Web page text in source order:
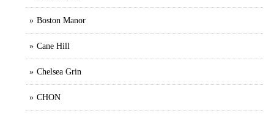
Boston Manor
Cane Hill
Chelsea Grin
CHON